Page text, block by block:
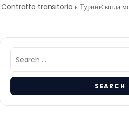
Contratto transitorio в Турине: когда